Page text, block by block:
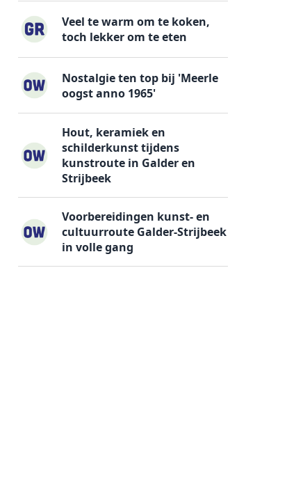
Veel te warm om te koken,
toch lekker om te eten
Nostalgie ten top bij 'Meerle
oogst anno 1965'
Hout, keramiek en
schilderkunst tijdens
kunstroute in Galder en
Strijbeek
Voorbereidingen kunst- en
cultuurroute Galder-Strijbeek
in volle gang